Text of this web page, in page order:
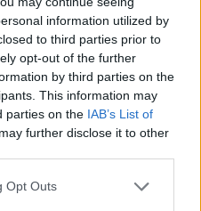
information utilized by
to third parties prior to
opt-out of the further
by third parties on the
This information may
parties on the IAB’s List of
further disclose it to other
uses one or more Google
Opt Outs
elfogadom azadatvédelmi